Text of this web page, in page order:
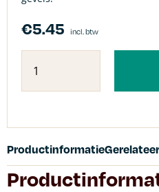
€5.45 incl. btw
Productinformatie